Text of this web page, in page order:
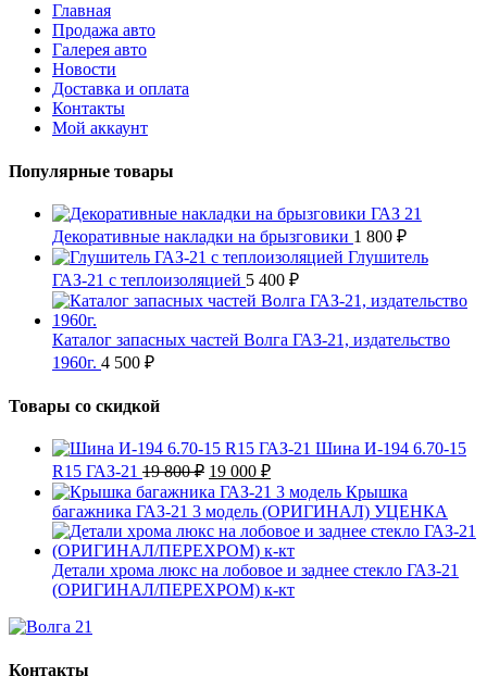
Главная
Продажа авто
Галерея авто
Новости
Доставка и оплата
Контакты
Мой аккаунт
Популярные товары
Декоративные накладки на брызговики 1 800 ₽
Глушитель
ГАЗ-21 с теплоизоляцией 5 400 ₽
Каталог запасных частей Волга ГАЗ-21, издательство
1960г. 4 500 ₽
Товары со скидкой
Шина И-194 6.70-15
R15 ГАЗ-21 19 800₽ Первоначальная
цена
составляла
19
800 ₽.
19 000 ₽Текущая
цена:
19
000 ₽.
Крышка
багажника ГАЗ-21 3 модель (ОРИГИНАЛ) УЦЕНКА
Детали хрома люкс на лобовое и заднее стекло ГАЗ-21
(ОРИГИНАЛ/ПЕРЕХРОМ) к-кт
Контакты